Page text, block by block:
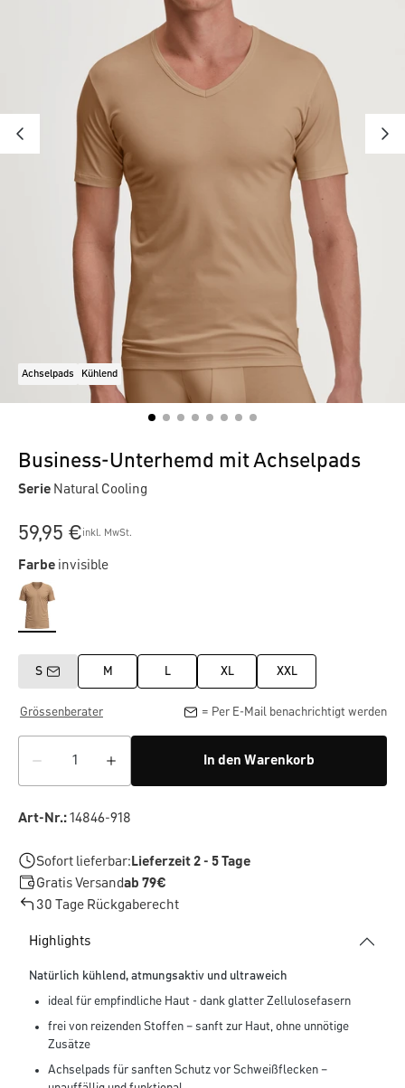
Achselpads Kühlend
Business-Unterhemd mit Achselpads
Serie Natural Cooling
59,95 €inkl. MwSt.
Farbe invisible
S M L XL XXL
Grössenberater = Per E-Mail benachrichtigt werden
In den Warenkorb
Art-Nr.:14846-918
Sofort lieferbar:Lieferzeit 2 - 5 Tage
Gratis Versandab 79€
30 Tage Rückgaberecht
Highlights
Natürlich kühlend, atmungsaktiv und ultraweich
ideal für empfindliche Haut - dank glatter Zellulosefasern
frei von reizenden Stoffen – sanft zur Haut, ohne unnötige
Zusätze
Achselpads für sanften Schutz vor Schweißflecken –